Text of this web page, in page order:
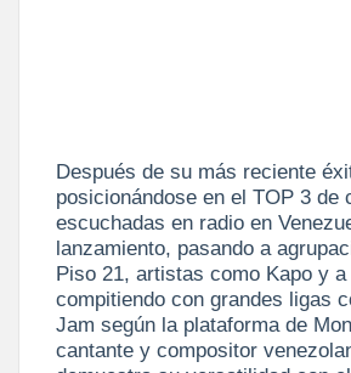
Después de su más reciente
posicionándose en el TOP 3 de
escuchadas en radio en
lanzamiento, pasando a
Piso 21, artistas como Kapo y
compitiendo con grandes ligas
Jam según la plataforma de
cantante y compositor